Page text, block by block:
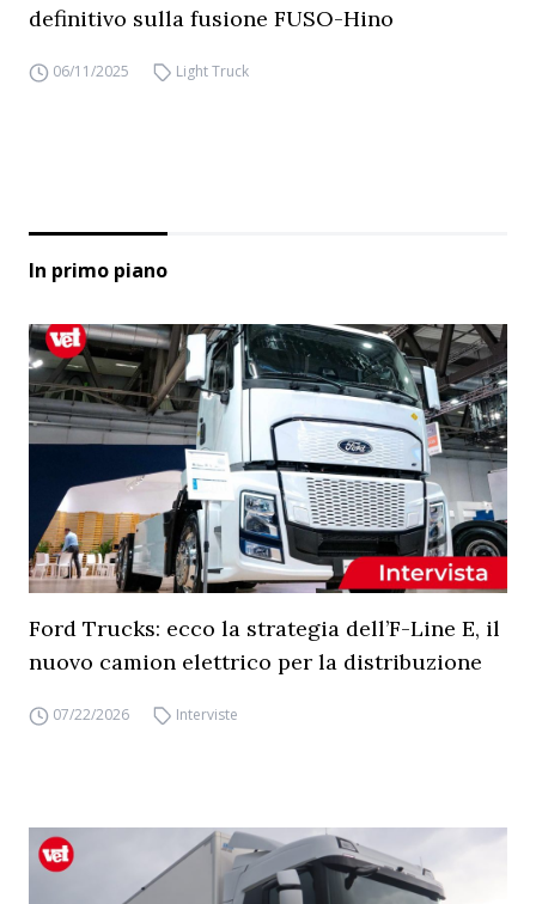
definitivo sulla fusione FUSO-Hino
06/11/2025 Light Truck
In primo piano
Ford Trucks: ecco la strategia dell’F-Line E, il
nuovo camion elettrico per la distribuzione
07/22/2026 Interviste